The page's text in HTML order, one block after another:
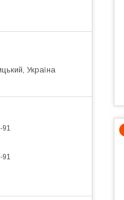
Україна
91
91